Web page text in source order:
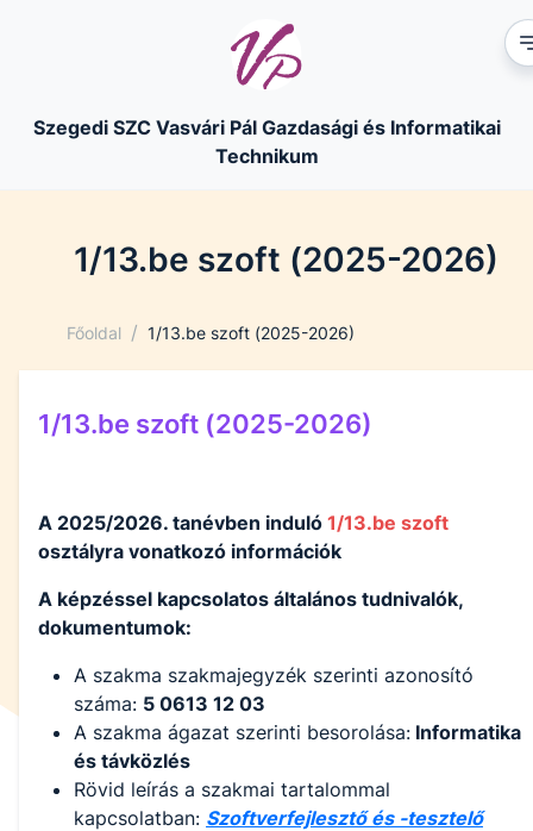
Szegedi SZC Vasvári Pál Gazdasági és Informatikai
Technikum
1/13.be szoft (2025-2026)
Főoldal / 1/13.be szoft (2025-2026)
1/13.be szoft (2025-2026)
A 2025/2026. tanévben induló 1/13.be szoft
osztályra vonatkozó információk
A képzéssel kapcsolatos általános tudnivalók,
dokumentumok:
A szakma szakmajegyzék szerinti azonosító
száma: 5 0613 12 03
A szakma ágazat szerinti besorolása: Informatika
és távközlés
Rövid leírás a szakmai tartalommal
kapcsolatban: Szoftverfejlesztő és -tesztelő